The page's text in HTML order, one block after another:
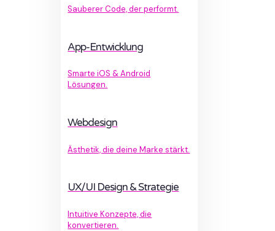
Sauberer Code, der performt.
App-Entwicklung
Smarte iOS & Android
Lösungen.
Webdesign
Ästhetik, die deine Marke stärkt.
UX/UI Design & Strategie
Intuitive Konzepte, die
konvertieren.